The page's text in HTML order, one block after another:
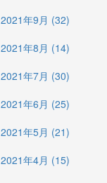
2021年9月 (32)
2021年8月 (14)
2021年7月 (30)
2021年6月 (25)
2021年5月 (21)
2021年4月 (15)